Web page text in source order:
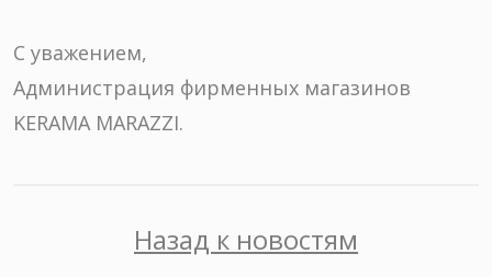
С уважением,
Администрация фирменных магазинов
KERAMA MARAZZI.
Назад к новостям